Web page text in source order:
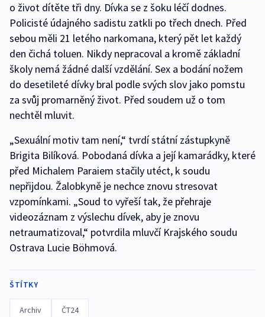
o život dítěte tři dny. Dívka se z šoku léčí dodnes.
Policisté údajného sadistu zatkli po třech dnech. Před
sebou měli 21 letého narkomana, který pět let každý
den čichá toluen. Nikdy nepracoval a kromě základní
školy nemá žádné další vzdělání. Sex a bodání nožem
do desetileté dívky bral podle svých slov jako pomstu
za svůj promarněný život. Před soudem už o tom
nechtěl mluvit.
„Sexuální motiv tam není,“ tvrdí státní zástupkyně
Brigita Bilíková. Pobodaná dívka a její kamarádky, které
před Michalem Paraiem stačily utéct, k soudu
nepřijdou. Žalobkyně je nechce znovu stresovat
vzpomínkami. „Soud to vyřeší tak, že přehraje
videozáznam z výslechu dívek, aby je znovu
netraumatizoval,“ potvrdila mluvčí Krajského soudu
Ostrava Lucie Böhmová.
ŠTÍTKY
Archiv ČT24